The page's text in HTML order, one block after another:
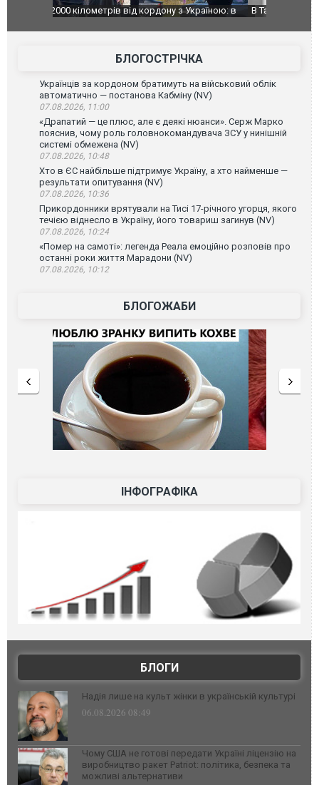
В Таїланді футболіст загинув від удару
постраждали. ВІДЕО
БЛОГОСТРІЧКА
Українців за кордоном братимуть на військовий облік
автоматично — постанова Кабміну (NV)
07.08.2026, 11:00
«Драпатий — це плюс, але є деякі нюанси». Серж Марко
пояснив, чому роль головнокомандувача ЗСУ у нинішній
системі обмежена (NV)
07.08.2026, 10:48
Хто в ЄС найбільше підтримує Україну, а хто найменше —
результати опитування (NV)
07.08.2026, 10:36
Прикордонники врятували на Тисі 17-річного угорця, якого
течією віднесло в Україну, його товариш загинув (NV)
07.08.2026, 10:24
«Помер на самоті»: легенда Реала емоційно розповів про
останні роки життя Марадони (NV)
07.08.2026, 10:12
БЛОГОЖАБИ
ІНФОГРАФІКА
БЛОГИ
Надія лише на культ жінки в українській культурі
06.08.2026 08:49
Чому США не готові передати Україні ліцензію на
виробництво ракет Patriot: політика, безпека та
можливі альтернативи